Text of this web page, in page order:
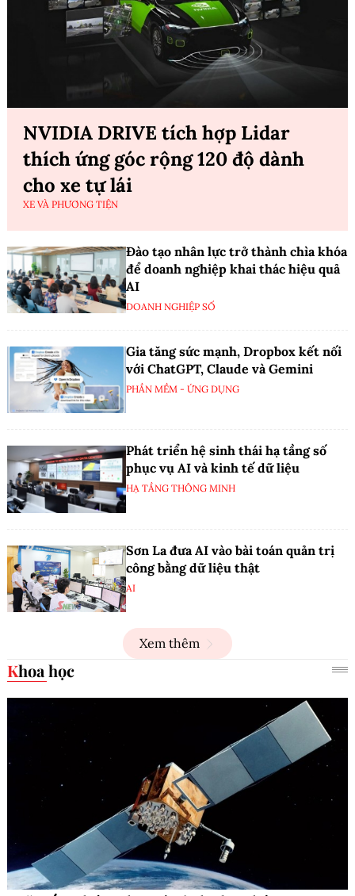
NVIDIA DRIVE tích hợp Lidar
thích ứng góc rộng 120 độ dành
cho xe tự lái
XE VÀ PHƯƠNG TIỆN
Đào tạo nhân lực trở thành chìa khóa
để doanh nghiệp khai thác hiệu quả
AI
DOANH NGHIỆP SỐ
Gia tăng sức mạnh, Dropbox kết nối
với ChatGPT, Claude và Gemini
PHẦN MỀM - ỨNG DỤNG
Phát triển hệ sinh thái hạ tầng số
phục vụ AI và kinh tế dữ liệu
HẠ TẦNG THÔNG MINH
Sơn La đưa AI vào bài toán quản trị
công bằng dữ liệu thật
AI
Xem thêm
Khoa học